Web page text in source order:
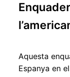
Aquesta
Espanya en